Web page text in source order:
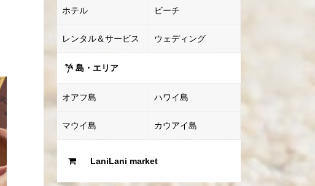
ホテル ビーチ
レンタル＆サービス ウェディング
島・エリア
オアフ島 ハワイ島
マウイ島 カウアイ島
LaniLani market